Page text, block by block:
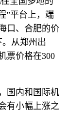
”平台上，端
口、合肥的价
从郑州出
票价格在300
国内和国际机
有小幅上涨之